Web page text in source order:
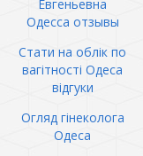
Евгеньевна
Одесса отзывы
Стати на облік по
вагітності Одеса
відгуки
Огляд гінеколога
Одеса